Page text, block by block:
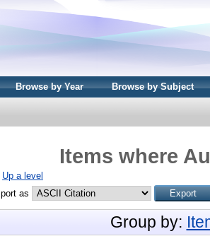
Browse by Year Browse by Subject
Items where
Up a level
as
Group by: